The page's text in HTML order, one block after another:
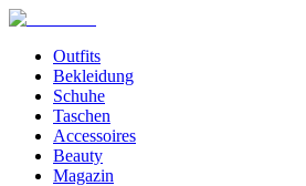
Outfits
Bekleidung
Schuhe
Taschen
Accessoires
Beauty
Magazin